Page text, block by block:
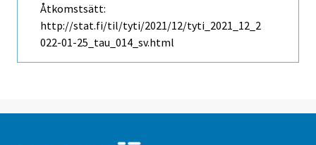
Åtkomstsätt:
http://stat.fi/til/tyti/2021/12/tyti_2021_12_2
022-01-25_tau_014_sv.html